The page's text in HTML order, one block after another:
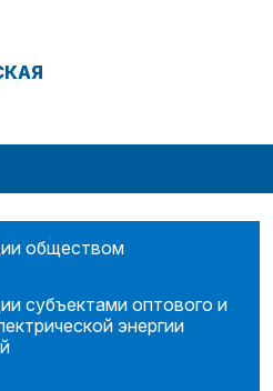
обществом
субъектами оптового и
энергии